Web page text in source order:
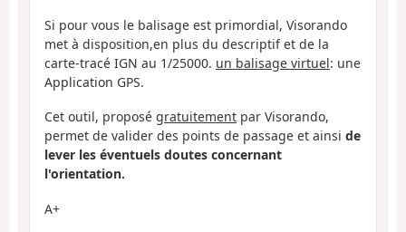
Si pour vous le balisage est primordial, Visorando
met à disposition,en plus du descriptif et de la
carte-tracé IGN au 1/25000. un balisage virtuel: une
Application GPS.
Cet outil, proposé gratuitement par Visorando,
permet de valider des points de passage et ainsi de
lever les éventuels doutes concernant
l'orientation.
A+